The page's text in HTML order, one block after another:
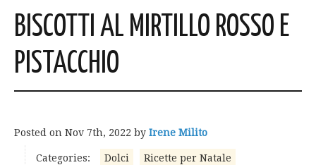
BISCOTTI AL MIRTILLO ROSSO E
PISTACCHIO
Posted on Nov 7th, 2022 by Irene Milito
Categories: Dolci Ricette per Natale